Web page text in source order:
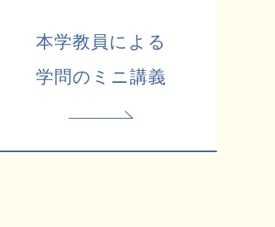
本学教員による
学問のミニ講義